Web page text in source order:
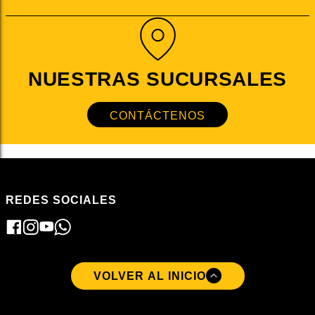
NUESTRAS SUCURSALES
CONTÁCTENOS
REDES SOCIALES
VOLVER AL INICIO